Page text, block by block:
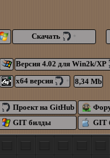
Скачать *
Версия 4.02 для Win2k/XP
x64 версия
* 8,34 Mb
Проект на GitHub
GIT билды
GIT